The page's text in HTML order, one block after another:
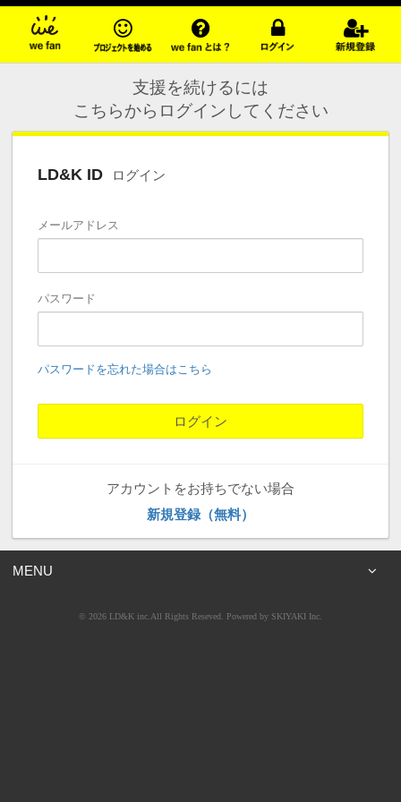
支援を続けるには
こちらからログインしてください
LD&K ID ログイン
メールアドレス
パスワード
パスワードを忘れた場合はこちら
アカウントをお持ちでない場合
新規登録（無料）
MENU
© 2026 LD&K inc.All Rights Reseved. Powered by SKIYAKI Inc.